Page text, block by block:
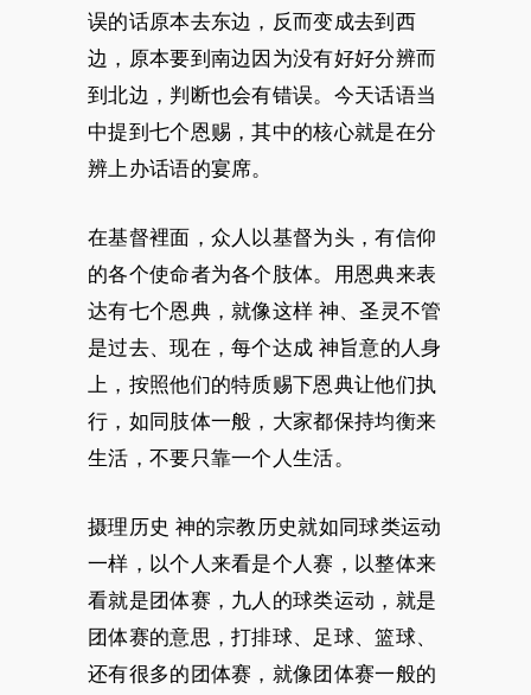
误的话原本去东边，反而变成去到西
边，原本要到南边因为没有好好分辨而
到北边，判断也会有错误。今天话语当
中提到七个恩赐，其中的核心就是在分
辨上办话语的宴席。
在基督裡面，众人以基督为头，有信仰
的各个使命者为各个肢体。用恩典来表
达有七个恩典，就像这样 神、圣灵不管
是过去、现在，每个达成 神旨意的人身
上，按照他们的特质赐下恩典让他们执
行，如同肢体一般，大家都保持均衡来
生活，不要只靠一个人生活。
摄理历史 神的宗教历史就如同球类运动
一样，以个人来看是个人赛，以整体来
看就是团体赛，九人的球类运动，就是
团体赛的意思，打排球、足球、篮球、
还有很多的团体赛，就像团体赛一般的